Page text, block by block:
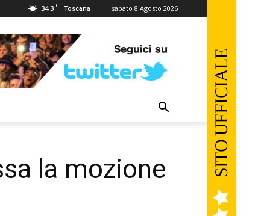
34.3 C Toscana sabato 8 Agosto 2026
la mozione